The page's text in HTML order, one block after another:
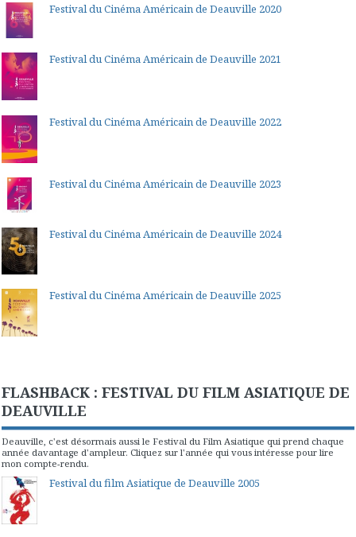
Festival du Cinéma Américain de Deauville 2020
Festival du Cinéma Américain de Deauville 2021
Festival du Cinéma Américain de Deauville 2022
Festival du Cinéma Américain de Deauville 2023
Festival du Cinéma Américain de Deauville 2024
Festival du Cinéma Américain de Deauville 2025
FLASHBACK : FESTIVAL DU FILM ASIATIQUE DE
DEAUVILLE
Deauville, c'est désormais aussi le Festival du Film Asiatique qui prend chaque
année davantage d'ampleur. Cliquez sur l'année qui vous intéresse pour lire
mon compte-rendu.
Festival du film Asiatique de Deauville 2005